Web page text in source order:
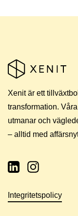
Xenit är ett
transformation.
utmanar och
– alltid med
Integritetspolicy